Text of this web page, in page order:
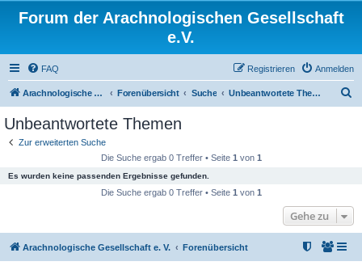
Forum der Arachnologischen Gesellschaft
e.V.
FAQ Anmelden
Registrieren
Arachnologische Gesellschaft e. V. Forenübersicht Suche Unbeantwortete Themen
Unbeantwortete Themen
Zur erweiterten Suche
Die Suche ergab 0 Treffer • Seite 1 von 1
Es wurden keine passenden Ergebnisse gefunden.
Die Suche ergab 0 Treffer • Seite 1 von 1
Gehe zu
Arachnologische Gesellschaft e. V. Forenübersicht